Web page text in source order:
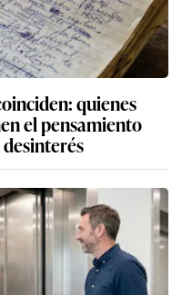
quienes
el pensamiento